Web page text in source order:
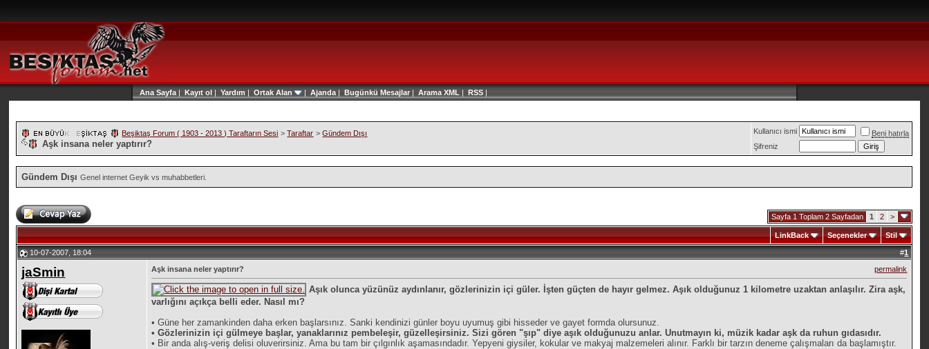
Ana Sayfa | Kayıt ol | Yardım | Ortak Alan | Ajanda | Bugünkü Mesajlar| Arama XML | RSS |
Beşiktaş Forum ( 1903 - 2013 ) Taraftarın Sesi >Taraftar >Gündem Dışı
Aşk insana neler yaptırır?
Kullanıcı ismi
Beni hatırla
Şifreniz
Gündem Dışı Genel internet Geyik vs muhabbetleri.
Sayfa 1 Toplam 2 Sayfadan 1 2 >
LinkBack Seçenekler Stil
10-07-2007, 18:04 #1
jaSmin Aşk insana neler yaptırır? permalink
Aşık olunca yüzünüz aydınlanır, gözlerinizin içi güler. İşten güçten de hayır gelmez. Aşık olduğunuz 1 kilometre uzaktan anlaşılır. Zira aşk,
varlığını açıkça belli eder. Nasıl mı?
• Güne her zamankinden daha erken başlarsınız. Sanki kendinizi günler boyu uyumuş gibi hisseder ve gayet formda olursunuz.
• Gözlerinizin içi gülmeye başlar, yanaklarınız pembeleşir, güzelleşirsiniz. Sizi gören "şıp" diye aşık olduğunuzu anlar. Unutmayın ki, müzik kadar aşk da ruhun gıdasıdır.
• Bir anda alış-veriş delisi oluverirsiniz. Ama bu tam bir çılgınlık aşamasındadır. Yepyeni giysiler, kokular ve makyaj malzemeleri alınır. Farklı bir tarzın deneme çalışmaları da başlamıştır.